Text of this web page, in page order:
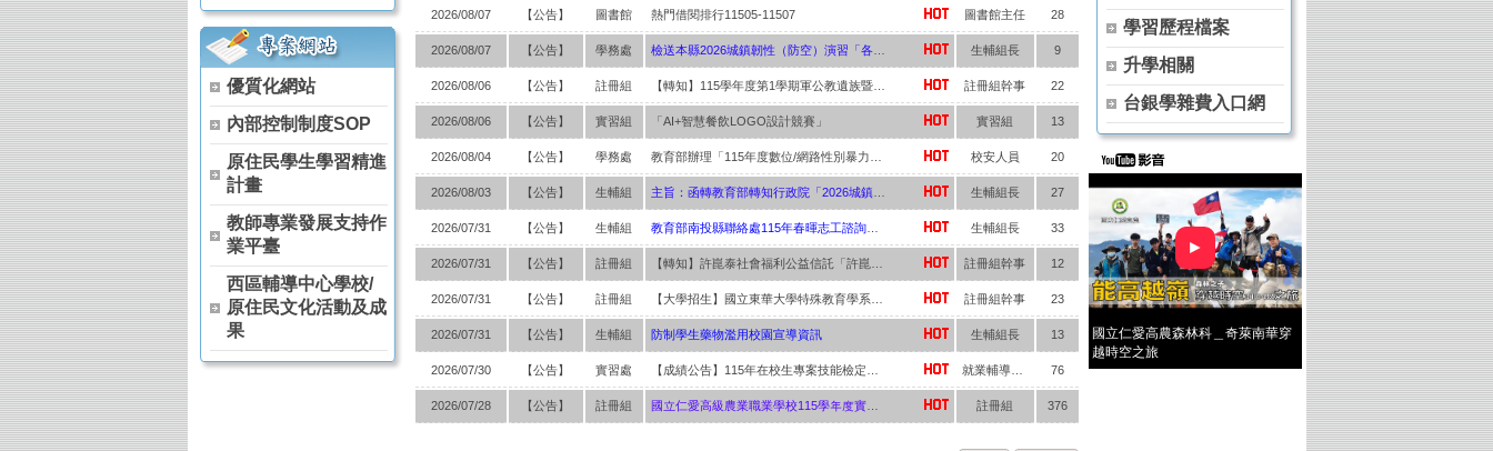
【115學年度升學榜單】恭喜 空間測繪科 賈芳伊【獨招】錄取 國立中興大學進修班 中國文學系
【115學年度升學榜單】恭喜 觀光事業科 林侑宏【甄審入學】錄取 臺北城市科技大學 餐飲事業系
115年全國中等學校運動會 高女組軟式網球雙打(林雨柔、陳芊羽) 榮獲第五名！
狂賀～本校原舞社參加114學年度全國學生舞蹈比賽決賽 榮獲 高中職B團體丙組民俗舞「優等」！
狂賀～114學年度 全國農業類技藝競賽 農場經營職種 農經科 林彥丞 榮獲優勝第十三名
狂賀～114學年度 全國家事技藝競賽 膳食製作職種 家政科 羅芷晴 榮獲優勝第九名
狂賀～114學年度 全國家事技藝競賽 膳食製作職種 家政科 陳葦婕 榮獲優勝第十一名
狂賀～本校原舞社 參加 114學年度全國學生舞蹈比賽南投縣初賽 榮獲高中職B團體丙民俗舞特優
狂賀～恭喜 農經科 阮卡娜、陳詠巡、馬昱仁、徐孟佐 參加2025全國四健作業組競賽 榮獲全國三等獎
狂賀～恭喜 農經科 林宏睿、林彥丞、吳秉原 參加2025興大盃全國製茶技術競賽 榮獲高中職組亞軍
賀!!!農經科榮獲114年高中以下食農教育教案競賽科技樂農組佳作
賀!!!本校農經科教師團隊榮獲114年杏壇芬芳獎(團體組)
優質化網站
內部控制制度SOP
原住民學生學習精進
計畫
教師專業發展支持作
業平臺
西區輔導中心學校/
原住民文化活動及成
果
2026/08/07 【公告】 圖書館 熱門借閱排行11505-11507 圖書館主任 28
2026/08/07 【公告】 學務處 檢送本縣2026城鎮韌性（防空）演習「各場域防空疏散避 難指引」、「防空疏散避難指引」及「多國語言文宣海 報」各1份，請查照並配合辦理。 生輔組長 9
2026/08/06 【公告】 註冊組 【轉知】115學年度第1學期軍公教遺族暨傷殘榮軍子女就學優待申請資訊 註冊組幹事 22
2026/08/06 【公告】 實習組 「AI+智慧餐飲LOGO設計競賽」 實習組 13
2026/08/04 【公告】 學務處 校安人員 20
2026/08/03 【公告】 生輔組 生輔組長 27
2026/07/31 【公告】 生輔組 教育部南投縣聯絡處115年春暉志工諮詢輔導團 「反毒暨生命教育研習營」活動實施計畫。 生輔組長 33
2026/07/31 【公告】 註冊組 註冊組幹事 12
2026/07/31 【公告】 註冊組 註冊組幹事 23
2026/07/31 【公告】 生輔組 防制學生藥物濫用校園宣導資訊 生輔組長 13
2026/07/30 【公告】 實習處 就業輔導組長 76
2026/07/28 【公告】 註冊組 國立仁愛高級農業職業學校115學年度實用技能學程續招簡章 註冊組 376
學習歷程檔案
升學相關
台銀學雜費入口網
►
國立仁愛高農森林科＿奇萊南華穿
越時空之旅